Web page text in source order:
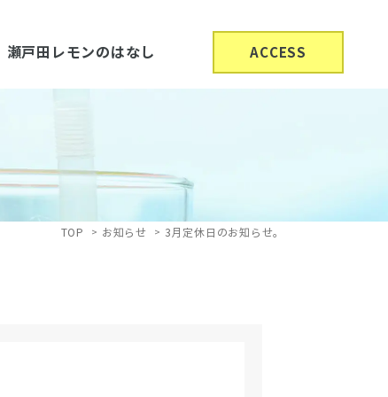
瀬戸田レモンのはなし ACCESS
TOP お知らせ 3月定休日のお知らせ。